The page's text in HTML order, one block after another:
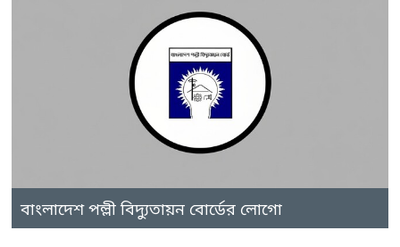
বাংলাদেশ পল্লী বিদ্যুতায়ন বোর্ডের লোগো